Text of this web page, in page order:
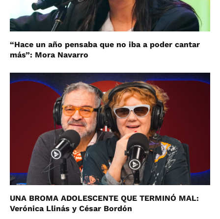
“Hace un año pensaba que no iba a poder cantar
más”: Mora Navarro
UNA BROMA ADOLESCENTE QUE TERMINÓ MAL:
Verónica Llinás y César Bordón